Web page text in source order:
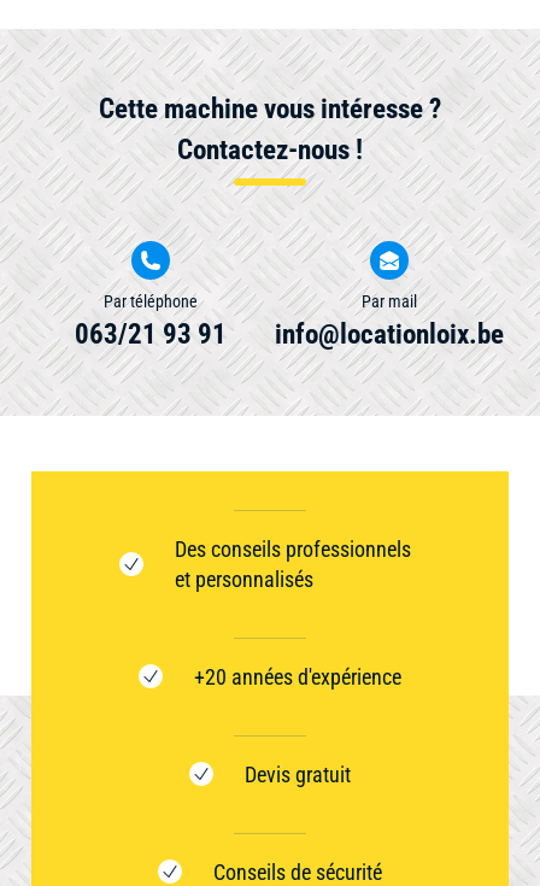
Cette machine vous intéresse ?
Contactez-nous !
Par téléphone
063/21 93 91
Par mail
info@locationloix.be
Des conseils professionnels
et personnalisés
+20 années d'expérience
Devis gratuit
Conseils de sécurité